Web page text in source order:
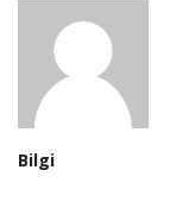
Bilgi